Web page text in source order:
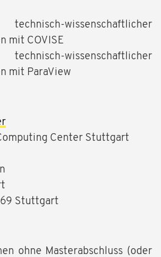
technisch-wissenschaftlicher
mit COVISE
technisch-wissenschaftlicher
mit ParaView
Center Stuttgart
Stuttgart
ohne Masterabschluss (oder